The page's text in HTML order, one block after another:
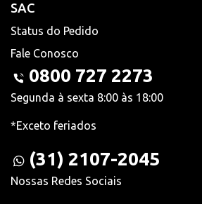
SAC
Status do Pedido
Fale Conosco
0800 727 2273
Segunda à sexta 8:00 às 18:00
*Exceto feriados
(31) 2107-2045
Nossas Redes Sociais